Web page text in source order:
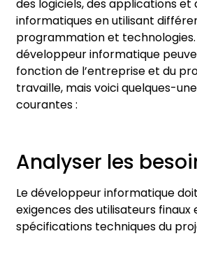
des logiciels, des applications et
informatiques en utilisant
programmation et technologies.
développeur informatique
fonction de l’entreprise et du
travaille, mais voici quelques-
courantes :
Analyser les
Le développeur informatique
exigences des utilisateurs finaux
spécifications techniques du